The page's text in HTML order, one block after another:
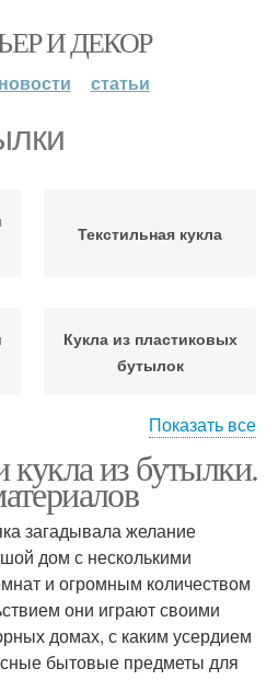
И ДЕКОР
новости статьи
Текстильная кукла
Кукла из пластиковых
бутылок
Платье для куклы
Кукла на чайник
Показать все
из бутылки.
загадывала желание
дом с несколькими
и огромным количеством
они играют своими
домах, с каким усердием
бытовые предметы для